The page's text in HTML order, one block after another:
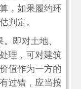
，如果履约环
判定。
即对土地、
理，可对建筑
值作为一方的
过错，应当按